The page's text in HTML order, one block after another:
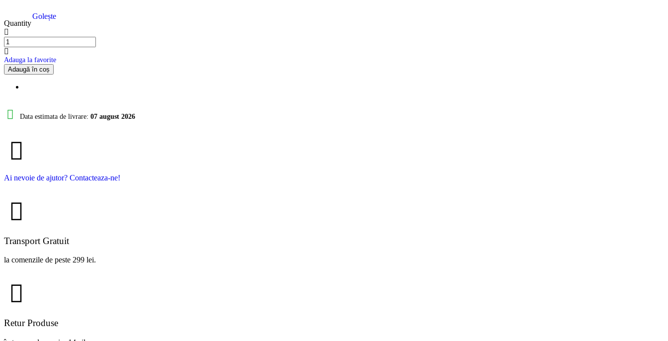
Golește
Quantity
Adauga la favorite
Adaugă în coș
Data estimata de livrare: 07 august 2026
Ai nevoie de ajutor? Contacteaza-ne!
Transport Gratuit
la comenzile de peste 299 lei.
Retur Produse